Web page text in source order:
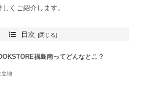
くご紹介します。
目次
福島南ってどんなとこ？
立地